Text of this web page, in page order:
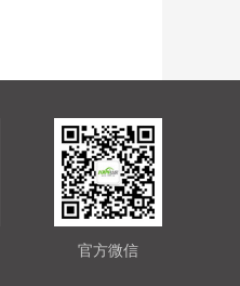
官方微信